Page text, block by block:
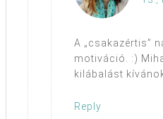
A „csakazértis”
motiváció. :)
kilábalást
Reply